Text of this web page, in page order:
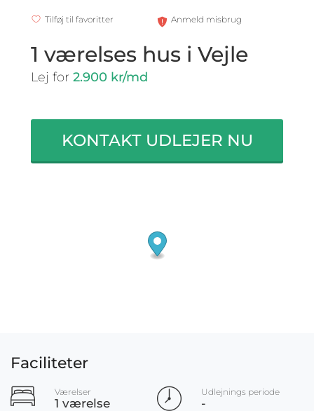
Tilføj til favoritter Anmeld misbrug
1 værelses hus i Vejle
Lej for 2.900 kr/md
KONTAKT UDLEJER NU
Faciliteter
Værelser
1 værelse
Udlejnings periode
-